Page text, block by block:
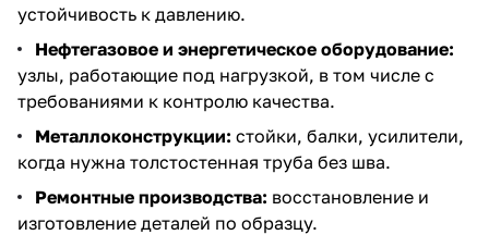
устойчивость к давлению.
Нефтегазовое и энергетическое оборудование:
узлы, работающие под нагрузкой, в том числе с
требованиями к контролю качества.
Металлоконструкции: стойки, балки, усилители,
когда нужна толстостенная труба без шва.
Ремонтные производства: восстановление и
изготовление деталей по образцу.